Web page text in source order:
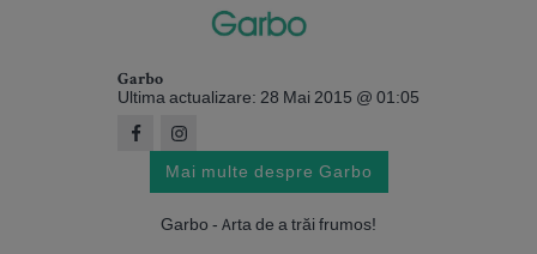
Garbo
Ultima actualizare: 28 Mai 2015 @ 01:05
Mai multe despre Garbo
Garbo - Arta de a trăi frumos!